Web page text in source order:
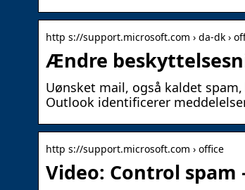
http s://support.microsoft.com › da-dk ›
Ændre
Uønsket mail, også kaldet
Outlook identificerer
http s://support.microsoft.com › office
Video: Control